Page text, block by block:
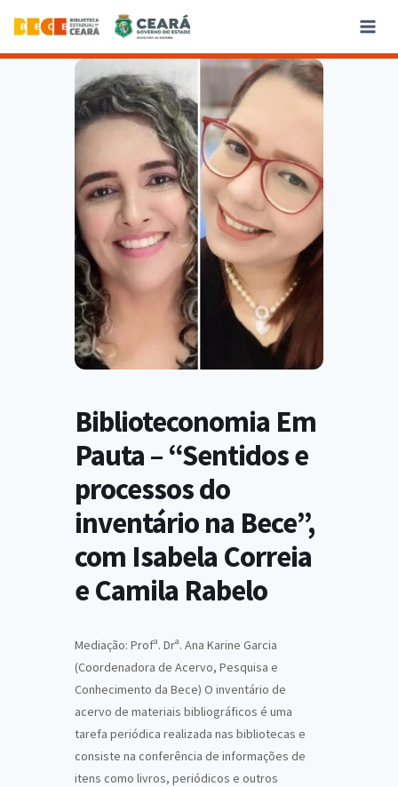
Biblioteconomia Em
Pauta – “Sentidos e
processos do
inventário na Bece”,
com Isabela Correia
e Camila Rabelo
Mediação: Profª. Drª. Ana Karine Garcia
(Coordenadora de Acervo, Pesquisa e
Conhecimento da Bece) O inventário de
acervo de materiais bibliográficos é uma
tarefa periódica realizada nas bibliotecas e
consiste na conferência de informações de
itens como livros, periódicos e outros